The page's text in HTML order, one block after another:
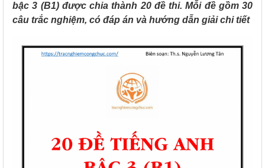
bậc 3 (B1) được chia thành 20 đề thi. Mỗi đề gồm 30
câu trắc nghiệm, có đáp án và hướng dẫn giải chi tiết